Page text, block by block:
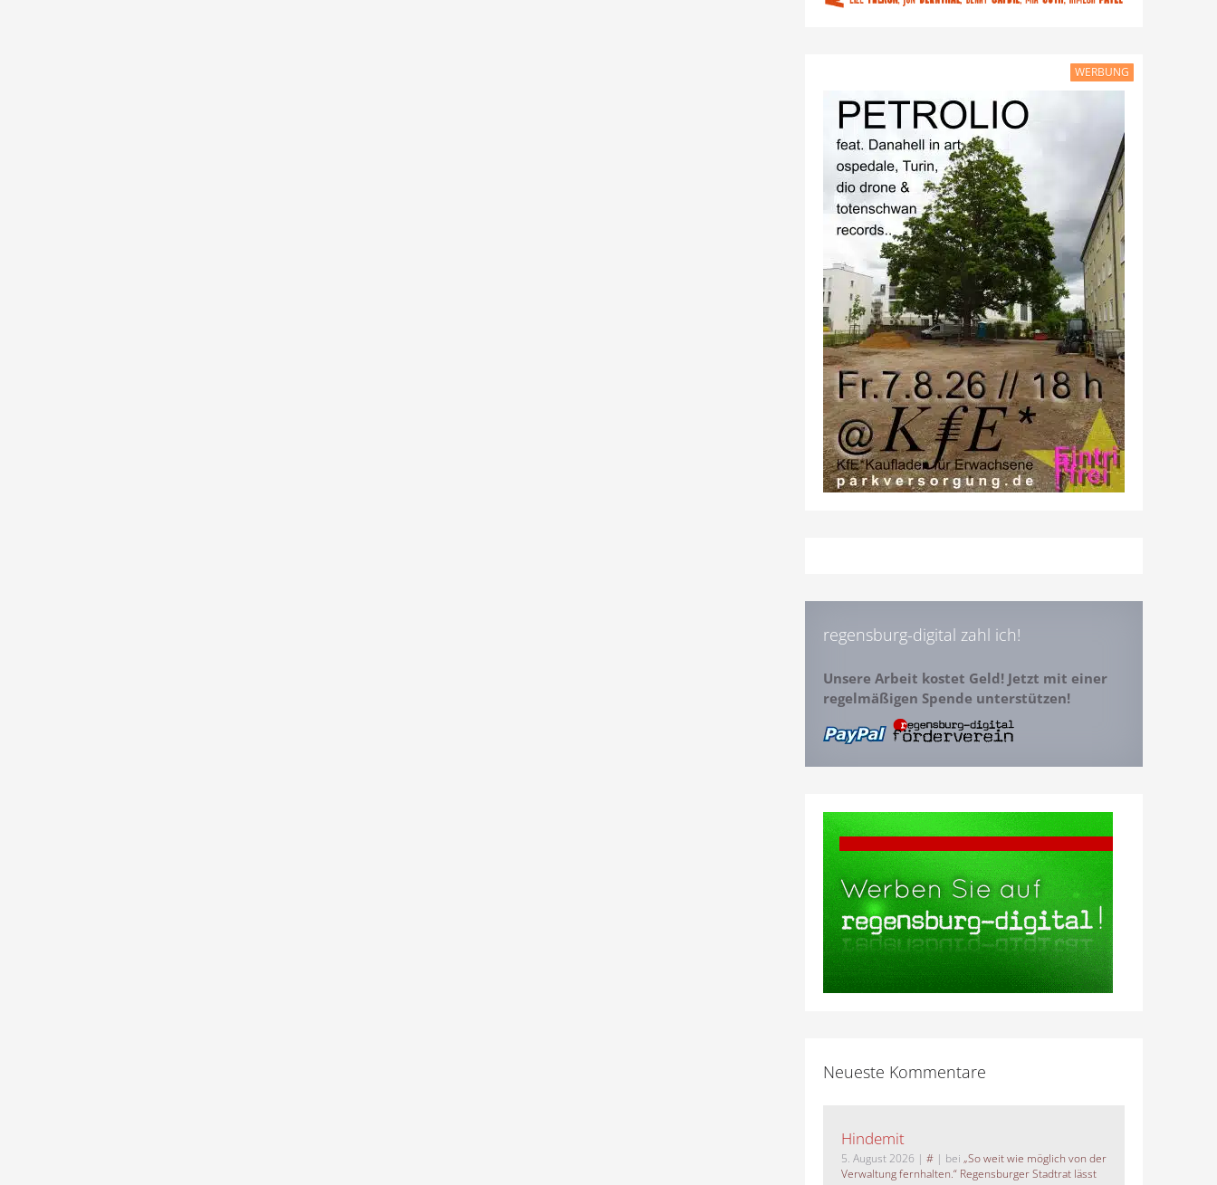
WERBUNG
regensburg-digital zahl ich!
Unsere Arbeit kostet Geld! Jetzt mit einer
regelmäßigen Spende unterstützen!
Neueste Kommentare
Hindemit
5. August 2026 | #| bei „So weit wie möglich von der
Verwaltung fernhalten.“ Regensburger Stadtrat lässt